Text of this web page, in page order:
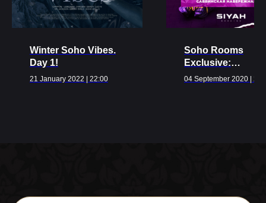
Winter Soho Vibes.
Day 1!
21 January 2022 | 22:00
Soho Rooms
Exclusive:
04 September 2020 |
ВСЕ МЕРОПРИЯТИЯ